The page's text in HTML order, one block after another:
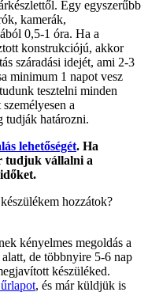
Egy egyszerűbb
kamerák,
0,5-1 óra. Ha a
konstrukciójú, akkor
száradási idejét, ami 2-3
minimum 1 napot vesz
tesztelni minden
a
tudják határozni.
lehetőségét. Ha
tudjuk vállalni a
hozzátok?
kényelmes megoldás a
de többnyire 5-6 nap
készüléked.
, és már küldjük is